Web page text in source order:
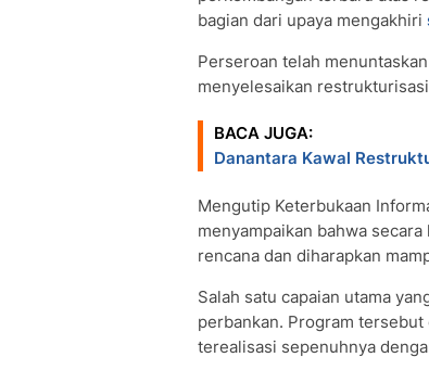
bagian dari upaya mengakhiri
Perseroan telah
menyelesaikan
BACA JUGA:
Danantara Kawal
Mengutip Keterbukaan
menyampaikan bahwa
rencana dan diharapkan
Salah satu capaian utama
perbankan. Program
terealisasi sepenuhnya